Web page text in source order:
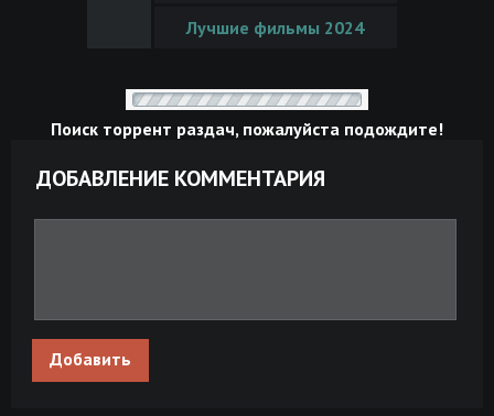
Лучшие фильмы 2024
Поиск торрент раздач, пожалуйста подождите!
ДОБАВЛЕНИЕ КОММЕНТАРИЯ
Добавить